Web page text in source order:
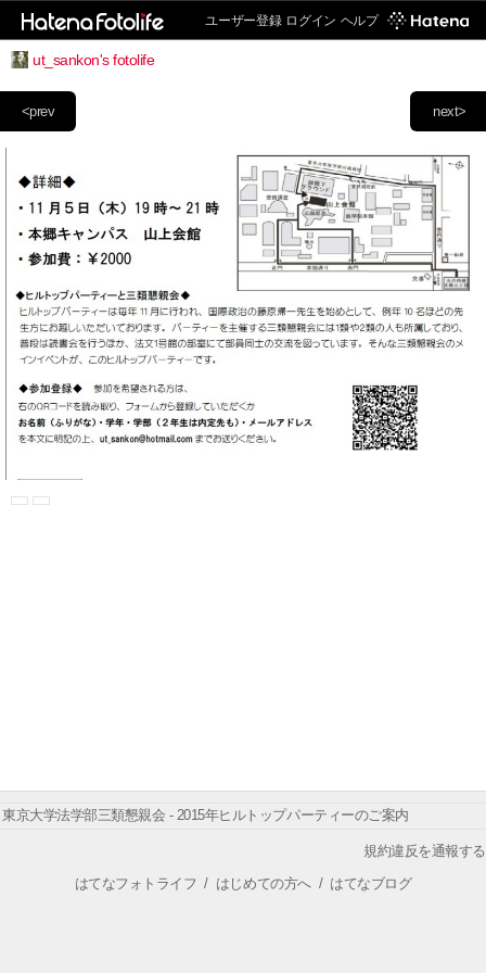
ユーザー登録 ログイン ヘルプ
ut_sankon's fotolife
next>
<prev
東京大学法学部三類懇親会 - 2015年ヒルトップパーティーのご案内
規約違反を通報する
はてなフォトライフ / はじめての方へ/ はてなブログ